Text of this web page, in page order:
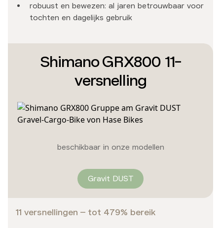
robuust en bewezen: al jaren betrouwbaar voor
tochten en dagelijks gebruik
Shimano GRX800 11-
versnelling
beschikbaar in onze modellen
Gravit DUST
11 versnellingen – tot 479% bereik